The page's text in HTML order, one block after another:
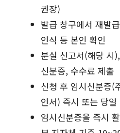
권장)
발급 창구에서 재발
인식 등 본인 확인
분실 신고서(해당 시
신분증, 수수료 제출
신청 후 임시신분증(
인서) 즉시 또는 당일
임시신분증을 즉시